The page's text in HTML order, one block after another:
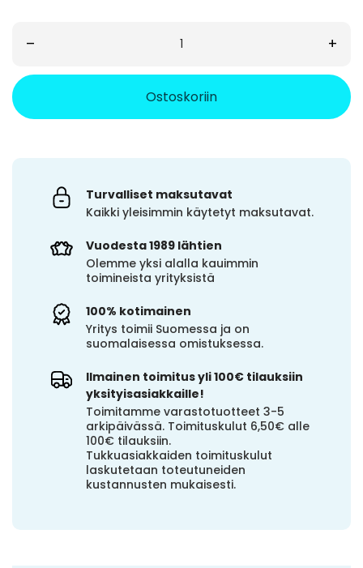
– +
Ostoskoriin
Turvalliset maksutavat
Kaikki yleisimmin käytetyt maksutavat.
Vuodesta 1989 lähtien
Olemme yksi alalla kauimmin
toimineista yrityksistä
100% kotimainen
Yritys toimii Suomessa ja on
suomalaisessa omistuksessa.
Ilmainen toimitus yli 100€ tilauksiin
yksityisasiakkaille!
Toimitamme varastotuotteet 3-5
arkipäivässä. Toimituskulut 6,50€ alle
100€ tilauksiin.
Tukkuasiakkaiden toimituskulut
laskutetaan toteutuneiden
kustannusten mukaisesti.